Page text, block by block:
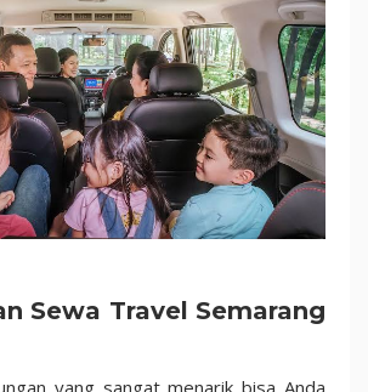
Sewa Travel Semarang
yang sangat menarik bisa Anda